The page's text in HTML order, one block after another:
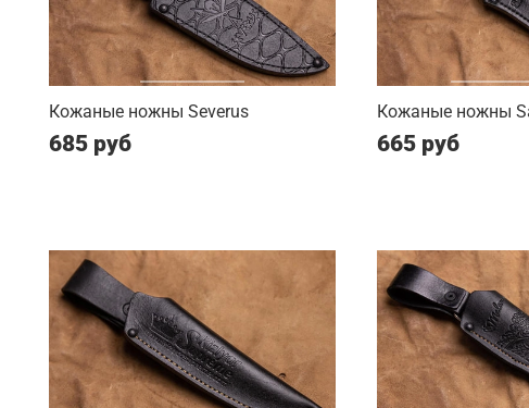
Кожаные ножны Severus
685 руб
Кожаные ножны
665 руб